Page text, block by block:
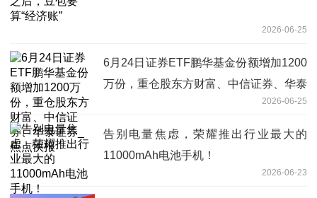
2026-06-25
6月24日证券ETF鹏华基金份额增加1200
万份，重仓股东方财富、中信证券、华泰
2026-06-25
告别电量焦虑，荣耀推出行业最大的
11000mAh电池手机！
2026-06-23